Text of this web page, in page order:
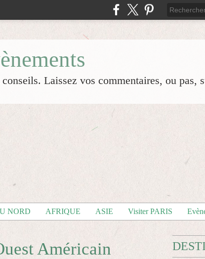
Laissez vos commentaires, ou pas,
NORD AFRIQUE ASIE Visiter PARIS
Américain